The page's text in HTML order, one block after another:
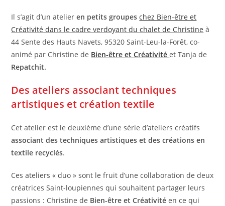
Il s’agit d’un atelieren petits groupes chez Bien-être et
Créativité dans le cadre verdoyant du chalet de Christine à
44 Sente des Hauts Navets, 95320 Saint-Leu-la-Forêt, co-
animé par Christine de Bien-être et Créativitéet Tanja de
Repatchit.
Des ateliers associant techniques
artistiques et création textile
Cet atelier est le deuxième d’une série d’ateliers créatifs
associant des techniques artistiques et des créations en
textile recyclés.
Ces ateliers « duo » sont le fruit d’une collaboration de deux
créatrices Saint-loupiennes qui souhaitent partager leurs
passions : Christine de Bien-être et Créativité en ce qui